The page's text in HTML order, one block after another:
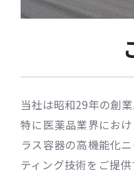
当社は昭和29年の創
特に医薬品業界にお
ラス容器の高機能化
ティング技術をご提